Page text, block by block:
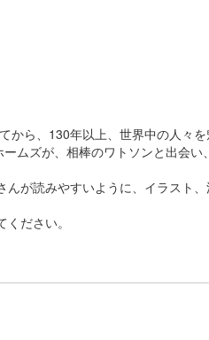
から、130年以上、世界中の人々
ムズが、相棒のワトソンと出会
が読みやすいように、イラスト
ださい。